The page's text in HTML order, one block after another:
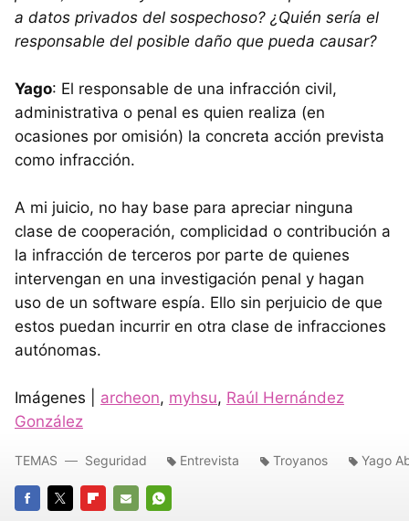
a datos privados del sospechoso? ¿Quién sería el
responsable del posible daño que pueda causar?
Yago: El responsable de una infracción civil,
administrativa o penal es quien realiza (en
ocasiones por omisión) la concreta acción prevista
como infracción.
A mi juicio, no hay base para apreciar ninguna
clase de cooperación, complicidad o contribución a
la infracción de terceros por parte de quienes
intervengan en una investigación penal y hagan
uso de un software espía. Ello sin perjuicio de que
estos puedan incurrir en otra clase de infracciones
autónomas.
Imágenes | archeon, myhsu, Raúl Hernández
González
TEMAS Seguridad Entrevista Troyanos Yago